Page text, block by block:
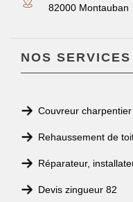
82000 Montauban
NOS SERVICES
Couvreur charpentier
Rehaussement de
Réparateur,
Devis zingueur 82